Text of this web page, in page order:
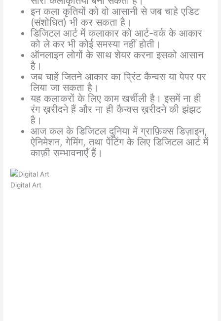
इन कला कृतियों को वो आसानी से जब चाहे एडिट
(संशोधित) भी कर सकता है।
डिजिटल आर्ट में कलाकार को आर्ट-वर्क के आकार
को ले कर भी कोई समस्या नहीं होती।
ऑनलाइन लोगों के साथ शेयर करना इसको आसान
है।
जब चाहें जितने आकार का प्रिंट कैन्वस या पेपर पर
लिया जा सकता है।
यह कलाकरों के लिए काम खर्चीली है। इसमें ना ही
रंग ख़रीदने हैं और ना ही कैन्वस ख़रीदने की झंझट
है।
आज कल के डिजिटल दुनिया में ग्राफ़िक्स डिज़ाइन,
ऐनिमेशन, गेमिंग, तथा पेंटिंग के लिए डिजिटल आर्ट में
काफ़ी सम्भावनाएँ हैं।
Digital Art